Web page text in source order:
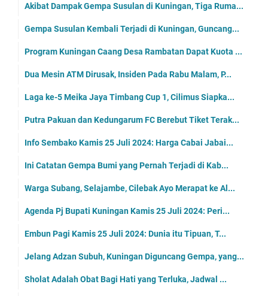
Akibat Dampak Gempa Susulan di Kuningan, Tiga Ruma...
Gempa Susulan Kembali Terjadi di Kuningan, Guncang...
Program Kuningan Caang Desa Rambatan Dapat Kuota ...
Dua Mesin ATM Dirusak, Insiden Pada Rabu Malam, P...
Laga ke-5 Meika Jaya Timbang Cup 1, Cilimus Siapka...
Putra Pakuan dan Kedungarum FC Berebut Tiket Terak...
Info Sembako Kamis 25 Juli 2024: Harga Cabai Jabai...
Ini Catatan Gempa Bumi yang Pernah Terjadi di Kab...
Warga Subang, Selajambe, Cilebak Ayo Merapat ke Al...
Agenda Pj Bupati Kuningan Kamis 25 Juli 2024: Peri...
Embun Pagi Kamis 25 Juli 2024: Dunia itu Tipuan, T...
Jelang Adzan Subuh, Kuningan Diguncang Gempa, yang...
Sholat Adalah Obat Bagi Hati yang Terluka, Jadwal ...